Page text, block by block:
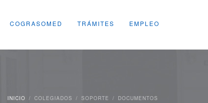
COGRASOMED TRÁMITES EMPLEO
INICIO / COLEGIADOS / SOPORTE / DOCUMENTOS